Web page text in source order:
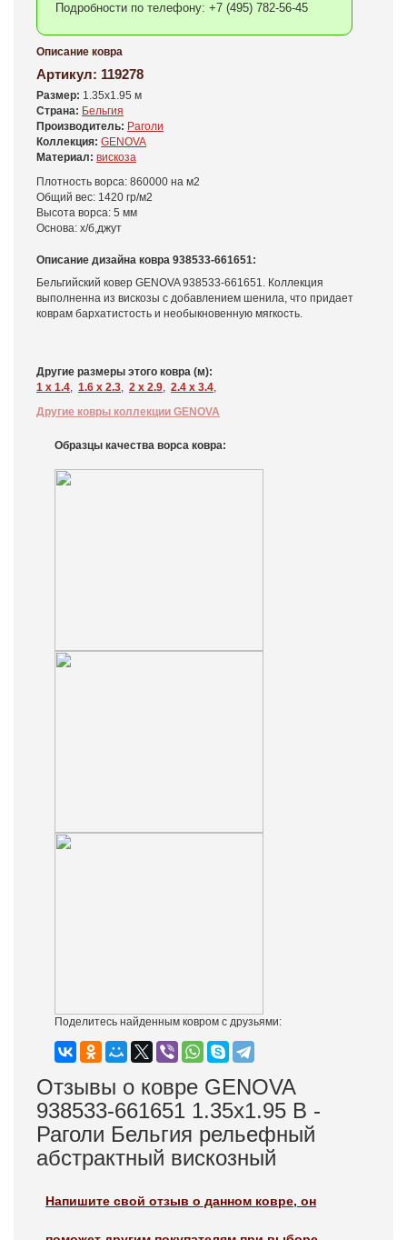
Подробности по телефону: +7 (495) 782-56-45
Описание ковра
Артикул: 119278
Размер: 1.35x1.95 м
Страна: Бельгия
Производитель: Раголи
Коллекция: GENOVA
Материал: вискоза
Плотность ворса: 860000 на м2
Общий вес: 1420 гр/м2
Высота ворса: 5 мм
Основа: х/б,джут
Описание дизайна ковра 938533-661651:
Бельгийский ковер GENOVA 938533-661651. Коллекция
выполненна из вискозы с добавлением шенила, что придает
коврам бархатистость и необыкновенную мягкость.
Другие размеры этого ковра (м):
1 x 1.4, 1.6 x 2.3, 2 x 2.9, 2.4 x 3.4,
Другие ковры коллекции GENOVA
Образцы качества ворса ковра:
Поделитесь найденным ковром с друзьями:
Отзывы о ковре GENOVA
938533-661651 1.35x1.95 В -
Раголи Бельгия рельефный
абстрактный вискозный
Напишите свой отзыв о данном ковре, он